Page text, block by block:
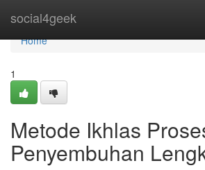
social4geek
Home
Home
1
Metode Ikhlas
Penyembuhan